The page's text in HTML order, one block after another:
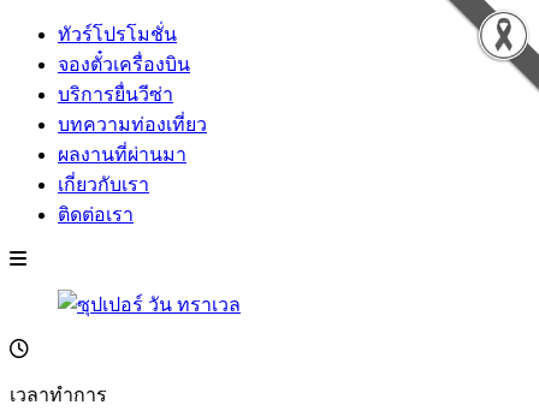
ทัวร์โปรโมชั่น
จองตั๋วเครื่องบิน
บริการยื่นวีซ่า
บทความท่องเที่ยว
ผลงานที่ผ่านมา
เกี่ยวกับเรา
ติดต่อเรา
เวลาทำการ